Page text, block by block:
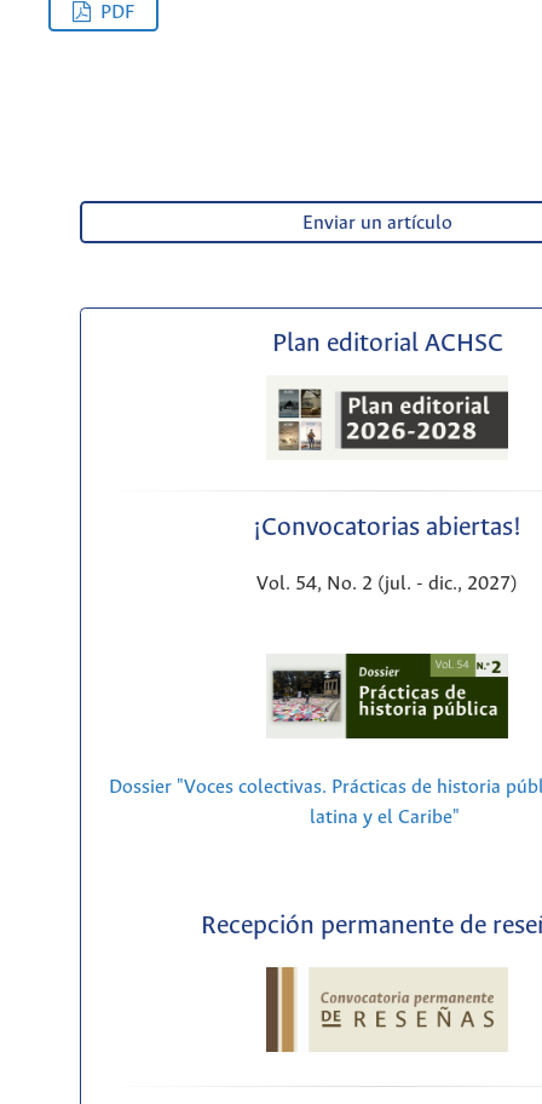
PDF
Enviar un artículo
Plan editorial ACHSC
¡Convocatorias abiertas!
Vol. 54, No. 2 (jul. - dic., 2027)
Dossier "Voces colectivas. Prácticas de historia
latina y el Caribe"
Recepción permanente de